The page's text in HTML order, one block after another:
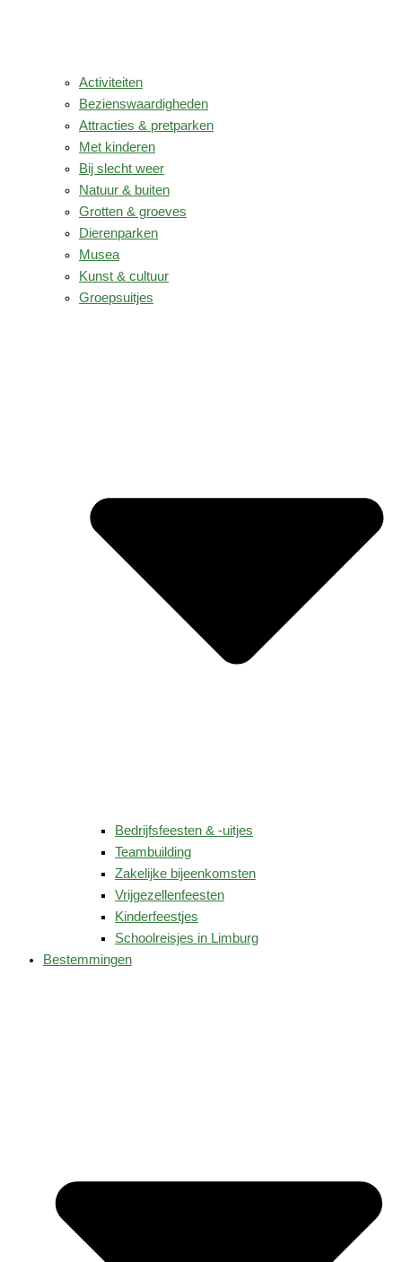
Activiteiten
Bezienswaardigheden
Attracties & pretparken
Met kinderen
Bij slecht weer
Natuur & buiten
Grotten & groeves
Dierenparken
Musea
Kunst & cultuur
Groepsuitjes
Bedrijfsfeesten & -uitjes
Teambuilding
Zakelijke bijeenkomsten
Vrijgezellenfeesten
Kinderfeestjes
Schoolreisjes in Limburg
Bestemmingen